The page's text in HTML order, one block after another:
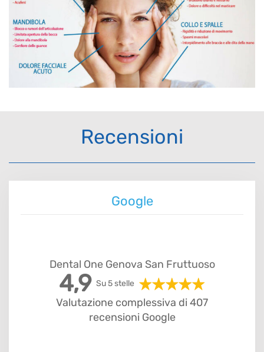
Recensioni
Google
Dental One Genova San Fruttuoso
4,9 Su 5 stelle
Valutazione complessiva di 407
recensioni Google